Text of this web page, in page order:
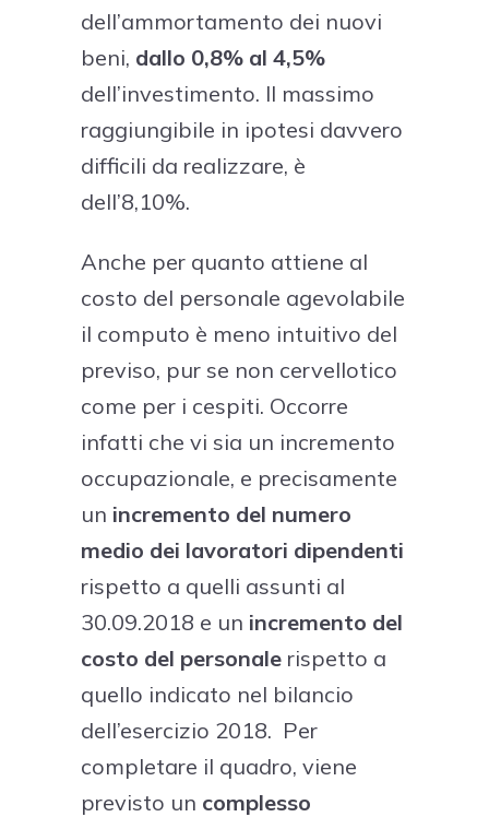
dell’ammortamento dei nuovi
beni, dallo 0,8% al 4,5%
dell’investimento. Il massimo
raggiungibile in ipotesi davvero
difficili da realizzare, è
dell’8,10%.
Anche per quanto attiene al
costo del personale agevolabile
il computo è meno intuitivo del
previso, pur se non cervellotico
come per i cespiti. Occorre
infatti che vi sia un incremento
occupazionale, e precisamente
un incremento del numero
medio dei lavoratori dipendenti
rispetto a quelli assunti al
30.09.2018 e un incremento del
costo del personale rispetto a
quello indicato nel bilancio
dell’esercizio 2018. Per
completare il quadro, viene
previsto un complesso